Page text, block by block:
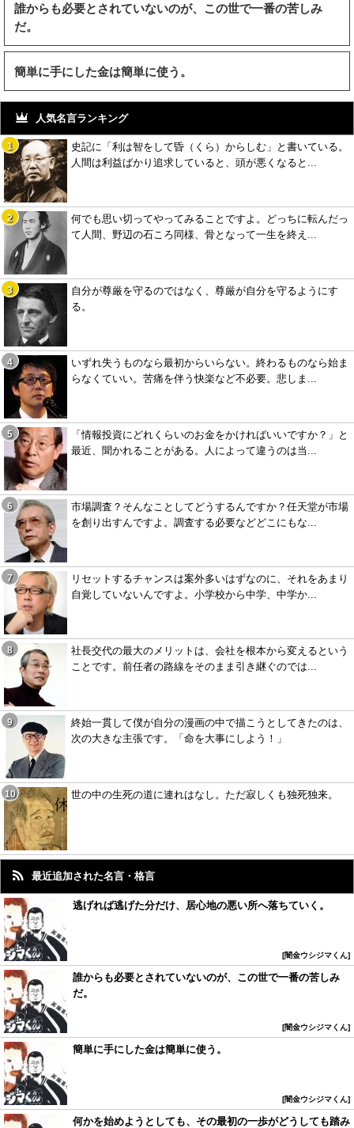
誰からも必要とされていないのが、この世で一番の苦しみ
だ。
簡単に手にした金は簡単に使う。
人気名言ランキング
史記に「利は智をして昏（くら）からしむ」と書いている。
人間は利益ばかり追求していると、頭が悪くなると...
何でも思い切ってやってみることですよ。どっちに転んだっ
て人間、野辺の石ころ同様、骨となって一生を終え...
自分が尊厳を守るのではなく、尊厳が自分を守るようにす
る。
いずれ失うものなら最初からいらない。終わるものなら始ま
らなくていい。苦痛を伴う快楽など不必要。悲しま...
「情報投資にどれくらいのお金をかければいいですか？」と
最近、聞かれることがある。人によって違うのは当...
市場調査？そんなことしてどうするんですか？任天堂が市場
を創り出すんですよ。調査する必要などどこにもな...
リセットするチャンスは案外多いはずなのに、それをあまり
自覚していないんですよ。小学校から中学、中学か...
社長交代の最大のメリットは、会社を根本から変えるという
ことです。前任者の路線をそのまま引き継ぐのでは...
終始一貫して僕が自分の漫画の中で描こうとしてきたのは、
次の大きな主張です。「命を大事にしよう！」
世の中の生死の道に連れはなし。ただ寂しくも独死独来。
最近追加された名言・格言
逃げれば逃げた分だけ、居心地の悪い所へ落ちていく。
闇金ウシジマくん
誰からも必要とされていないのが、この世で一番の苦しみ
だ。
闇金ウシジマくん
簡単に手にした金は簡単に使う。
闇金ウシジマくん
何かを始めようとしても、その最初の一歩がどうしても踏み